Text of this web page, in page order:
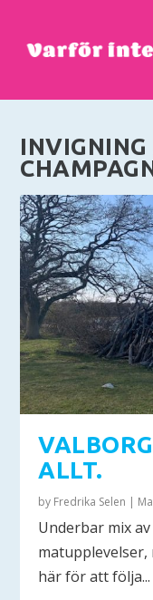
INVIGNING
ALLT.
by Fredrika Selen |
Underbar mix
matupplevelser,
här för att följa...